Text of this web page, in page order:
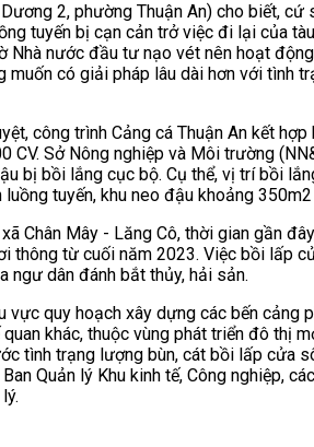
2, phường Thuận An) cho biết,
tuyến bị cạn cản trở việc đi lại của
Nhà nước đầu tư nạo vét nên hoạt
muốn có giải pháp lâu dài hơn với tình
công trình Cảng cá Thuận An kết
CV. Sở Nông nghiệp và Môi trường
bị bồi lắng cục bộ. Cụ thể, vị trí bồi
tuyến, khu neo đậu khoảng
Chân Mây - Lăng Cô, thời gian gần
thông từ cuối năm 2023. Việc bồi lấp
ngư dân đánh bắt thủy, hải sản.
vực quy hoạch xây dựng các bến cảng
khác, thuộc vùng phát triển đô thị
tình trạng lượng bùn, cát bồi lấp cửa
Quản lý Khu kinh tế, Công nghiệp,